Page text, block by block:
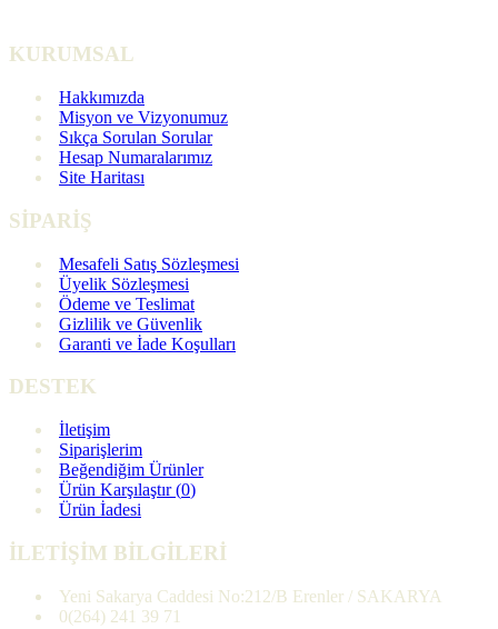
KURUMSAL
Hakkımızda
Misyon ve Vizyonumuz
Sıkça Sorulan Sorular
Hesap Numaralarımız
Site Haritası
SİPARİŞ
Mesafeli Satış Sözleşmesi
Üyelik Sözleşmesi
Ödeme ve Teslimat
Gizlilik ve Güvenlik
Garanti ve İade Koşulları
DESTEK
İletişim
Siparişlerim
Beğendiğim Ürünler
Ürün Karşılaştır (0)
Ürün İadesi
İLETİŞİM BİLGİLERİ
Yeni Sakarya Caddesi No:212/B Erenler / SAKARYA
0(264) 241 39 71